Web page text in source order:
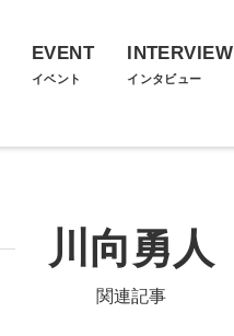
EVENT
イベント
INTERVIEW
インタビュー
川向勇人
関連記事